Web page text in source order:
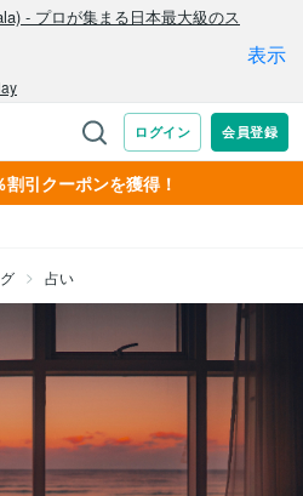
引クーポンを獲得！
占い